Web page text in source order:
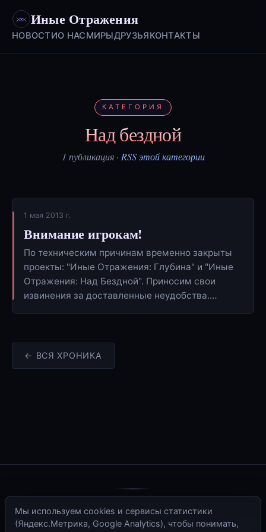
Иные Отражения
НОВОСТИО НАСМИРЫДРУЗЬЯКОНТАКТЫ
КАТЕГОРИЯ
Над бездной
1 публикация · RSS этой категории
1 мая 2013 г.
Внимание игрокам!
По техническим причинам временно закрыты
проекты: "Иные Отражения: Глубина" и "Иные
Отражения: Над Бездной". Приносим свои
извинения за доставленные неудобства.…
← ВСЯ ХРОНИКА
© 2006–2026 · Иные Отражения
RSS·Sitemap·Политика конфиденциальности·Контакты
Мы используем cookies и сервисы статистики
(Яндекс.Метрика, Google Analytics), чтобы понимать,